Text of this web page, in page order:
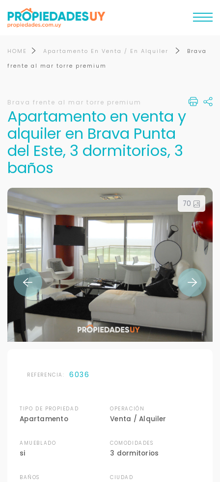
HOME Apartamento En Venta / En Alquiler
Brava
frente al mar torre premium
Brava frente al mar torre premium
Apartamento en venta y
alquiler en Brava Punta
del Este, 3 dormitorios, 3
baños
70
REFERENCIA: 6036
TIPO DE PROPIEDAD
Apartamento
OPERACIÓN
Venta / Alquiler
AMUEBLADO
si
COMODIDADES
3 dormitorios
BAÑOS CIUDAD